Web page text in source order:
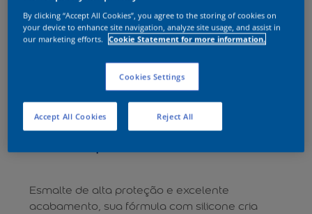
Esmalte de alta proteção e excelente
acabamento, sua fórmula com silicone cria
By clicking “Accept All Cookies”, you agree to the storing of cookies on
your device to enhance site navigation, analyze site usage, and assist in
our marketing efforts.
Cookie Statement for more information.
Cookies Settings
Reject All
Accept All Cookies